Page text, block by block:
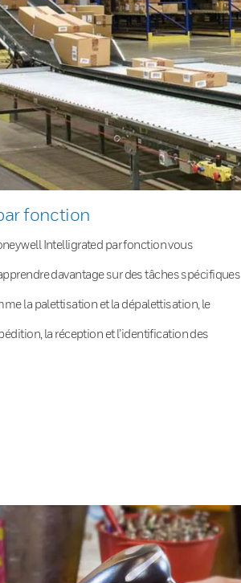
fonction
Intelligrated par fonction vous
davantage sur des tâches spécifiques
la palettisation et la dépalettisation, le
la réception et l’identification des